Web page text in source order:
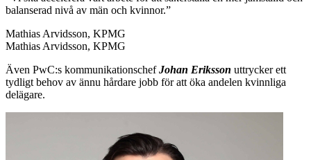
balanserad nivå av män och kvinnor.”
Mathias Arvidsson, KPMG
Mathias Arvidsson, KPMG
Även PwC:s kommunikationschefJohan Eriksson uttrycker ett
tydligt behov av ännu hårdare jobb för att öka andelen kvinnliga
delägare.